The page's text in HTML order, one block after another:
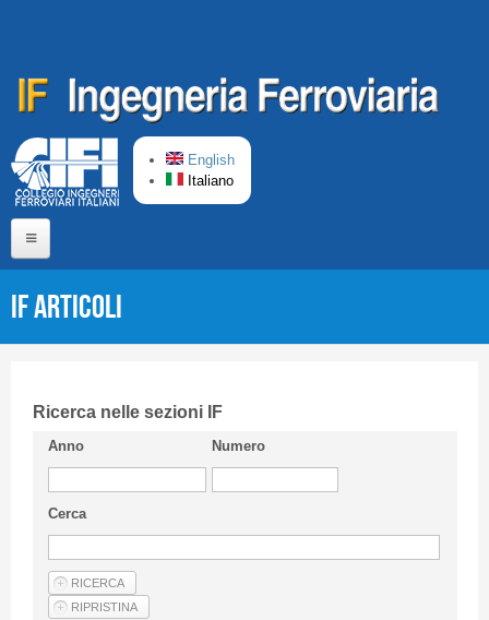
English
Italiano
CIFI in breve
Linee Guida
Privacy Policy
Articoli
IF Articoli
Ricerca nelle sezioni IF
Anno Numero
Cerca